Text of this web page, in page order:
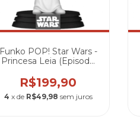
Funko POP! Star Wars -
Princesa Leia (Episode
R$199,90
4 x de R$49,98 sem juros